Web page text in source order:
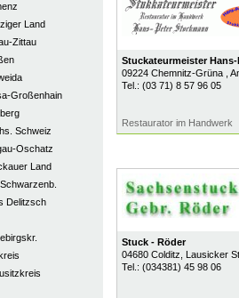
Land
Zittau
Großenhain
Schweiz
Oschatz
Land
Delitzsch
Stuckateurmeister
09224 Chemnitz-Grüna
,
Tel.: (03 71) 8 57 96 05
Restaurator im Handwerk
Stuck - Röder
04680 Colditz , Lausicker
Tel.: (034381) 45 98 06